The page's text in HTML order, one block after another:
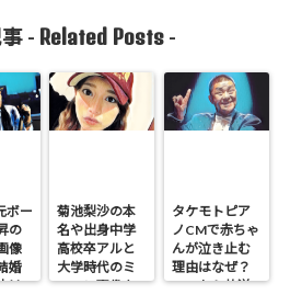
- Related Posts-
ボー
の
像
婚
は
菊池梨沙の本
名や出身中学
高校卒アルと
大学時代のミ
スコン画像を
タケモトピア
ノCMで赤ちゃ
んが泣き止む
理由はなぜ？
いつから放送